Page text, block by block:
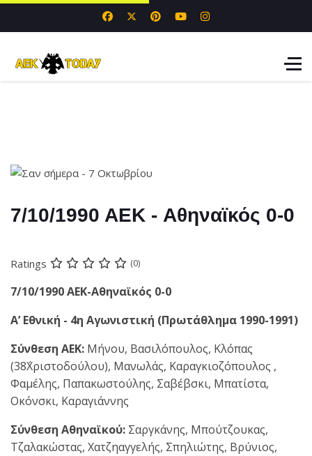
7/10/1990 AEK - Αθηναϊκός 0-0
Ratings (0)
7/10/1990 AEK-Αθηναϊκός 0-0
A’ Εθνική - 4η Αγωνιστική (Πρωτάθλημα 1990-1991)
Σύνθεση ΑΕΚ: Μήνου, Βασιλόπουλος, Κλόπας
(38΄Χριστοδούλου), Μανωλάς, Καραγκιοζόπουλος ,
Φαμέλης, Παπακωστούλης, Σαβέβσκι, Μπατίστα,
Οκόνσκι, Καραγιάννης
Σύνθεση Αθηναϊκού: Σαργκάνης, Μπούτζουκας,
Τζαλακώστας, Χατζηαγγελής, Σπηλιώτης, Βρύνιος,